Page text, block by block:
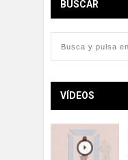
BUSCAR
VÍDEOS